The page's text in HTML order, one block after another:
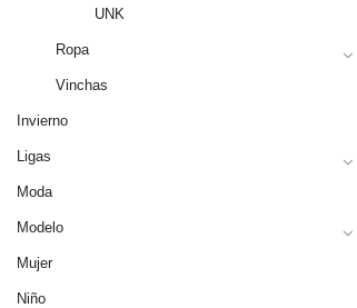
UNK
Ropa
Vinchas
Invierno
Ligas
Moda
Modelo
Mujer
Niño